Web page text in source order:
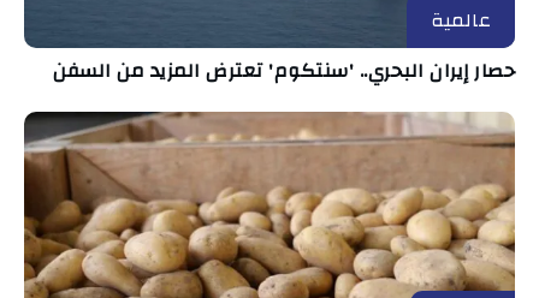
عالمية
حصار إيران البحري.. 'سنتكوم' تعترض المزيد من السفن